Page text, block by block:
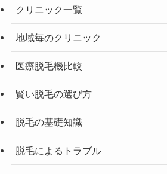
クリニック一覧
地域毎のクリニック
医療脱毛機比較
賢い脱毛の選び方
脱毛の基礎知識
脱毛によるトラブル